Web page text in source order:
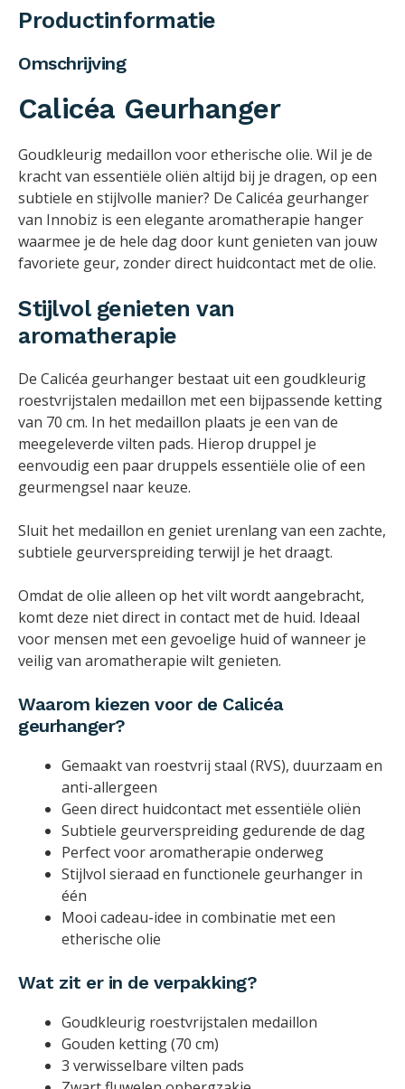
Productinformatie
Omschrijving
Calicéa Geurhanger
Goudkleurig medaillon voor etherische olie. Wil je de
kracht van essentiële oliën altijd bij je dragen, op een
subtiele en stijlvolle manier? De Calicéa geurhanger
van Innobiz is een elegante aromatherapie hanger
waarmee je de hele dag door kunt genieten van jouw
favoriete geur, zonder direct huidcontact met de olie.
Stijlvol genieten van
aromatherapie
De Calicéa geurhanger bestaat uit een goudkleurig
roestvrijstalen medaillon met een bijpassende ketting
van 70 cm. In het medaillon plaats je een van de
meegeleverde vilten pads. Hierop druppel je
eenvoudig een paar druppels essentiële olie of een
geurmengsel naar keuze.
Sluit het medaillon en geniet urenlang van een zachte,
subtiele geurverspreiding terwijl je het draagt.
Omdat de olie alleen op het vilt wordt aangebracht,
komt deze niet direct in contact met de huid. Ideaal
voor mensen met een gevoelige huid of wanneer je
veilig van aromatherapie wilt genieten.
Waarom kiezen voor de Calicéa
geurhanger?
Gemaakt van roestvrij staal (RVS), duurzaam en
anti-allergeen
Geen direct huidcontact met essentiële oliën
Subtiele geurverspreiding gedurende de dag
Perfect voor aromatherapie onderweg
Stijlvol sieraad en functionele geurhanger in
één
Mooi cadeau-idee in combinatie met een
etherische olie
Wat zit er in de verpakking?
Goudkleurig roestvrijstalen medaillon
Gouden ketting (70 cm)
3 verwisselbare vilten pads